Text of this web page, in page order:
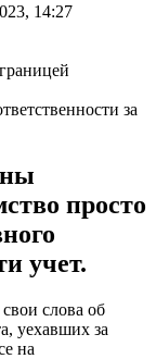
14:27
за
просто
учет.
слова об
уехавших за
на